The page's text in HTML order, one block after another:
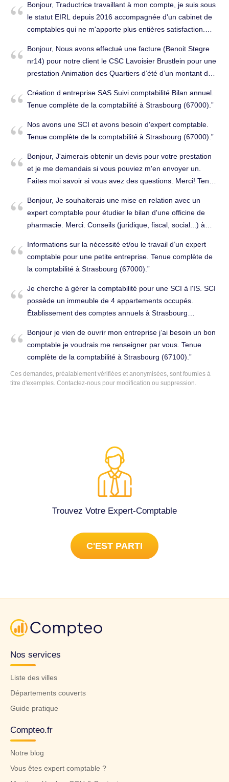
comptabilité à Strasbourg (67100).
Bonjour, Traductrice travaillant à mon compte, je suis sous
le statut EIRL depuis 2016 accompagnée d'un cabinet de
comptables qui ne m'apporte plus entières satisfaction.
premier temps si ce statut est réellement adapté à mon
activité ou si je ne devrais pas en changer... En vous
remerciant, Bien cordialement. Conseils (juridique, fiscal,
social...) à Strasbourg (67200).
Bonjour, Nous avons effectué une facture (Benoit Stegre
nr14) pour notre client le CSC Lavoisier Brustlein pour une
prestation Animation des Quartiers d’été d’un montant de
toujours pas été réglée. Je vous prie de nous indiquer le
motif de ce retard? Nous attendons un règlement dans les
plus brefs délais. Cordialement Dina Sava. Tenue complète
de la comptabilité à Strasbourg (67000).
Création d entreprise SAS Suivi comptabilité Bilan annuel.
Tenue complète de la comptabilité à Strasbourg (67000).
Nos avons une SCI et avons besoin d'expert comptable.
Tenue complète de la comptabilité à Strasbourg (67000).
Bonjour, J'aimerais obtenir un devis pour votre prestation
et je me demandais si vous pouviez m'en envoyer un.
Faites moi savoir si vous avez des questions. Merci! Tenue
Bonjour, Je souhaiterais une mise en relation avec un
expert comptable pour étudier le bilan d'une officine de
pharmacie. Merci. Conseils (juridique, fiscal, social...) à
Informations sur la nécessité et/ou le travail d’un expert
comptable pour une petite entreprise. Tenue complète de
la comptabilité à Strasbourg (67000).
Je cherche à gérer la comptabilité pour une SCI à l'IS. SCI
possède un immeuble de 4 appartements occupés.
Établissement des comptes annuels à Strasbourg
Bonjour je vien de ouvrir mon entreprise j’ai besoin un bon
comptable je voudrais me renseigner par vous. Tenue
complète de la comptabilité à Strasbourg (67100).
Ces demandes, préalablement vérifiées et anonymisées, sont fournies à
titre d'exemples. Contactez-nous pour modification ou suppression.
Trouvez Votre Expert-Comptable
C'EST PARTI
Nos services
Liste des villes
Départements couverts
Guide pratique
Compteo.fr
Notre blog
Vous êtes expert comptable ?